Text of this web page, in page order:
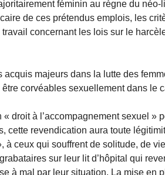
féminin au règne du
de ces prétendus emplois, les
travail concernant les lois sur le
acquis majeurs dans la lutte des
corvéables sexuellement dans le
droit à l’accompagnement sexuel »
cette revendication aura toute
à ceux qui souffrent de solitude, de
sur leur lit d’hôpital qui
à mal par leur situation. La mise en